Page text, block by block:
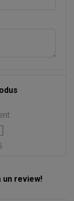
un review!